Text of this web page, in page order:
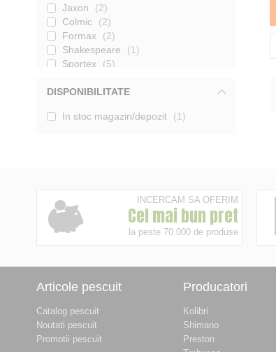
Jaxon
2
Colmic
2
Formax
2
Shakespeare
1
Sportex
5
Mivardi
1
WFT
2
DISPONIBILITATE
In stoc magazin/depozit 1
INCERCAM SA OFERIM
Cel mai bun pret
la peste 70.000 de produse
Articole pescuit
Catalog pescuit
Noutati pescuit
Promotii pescuit
Producatori
Kolibri
Shimano
Preston